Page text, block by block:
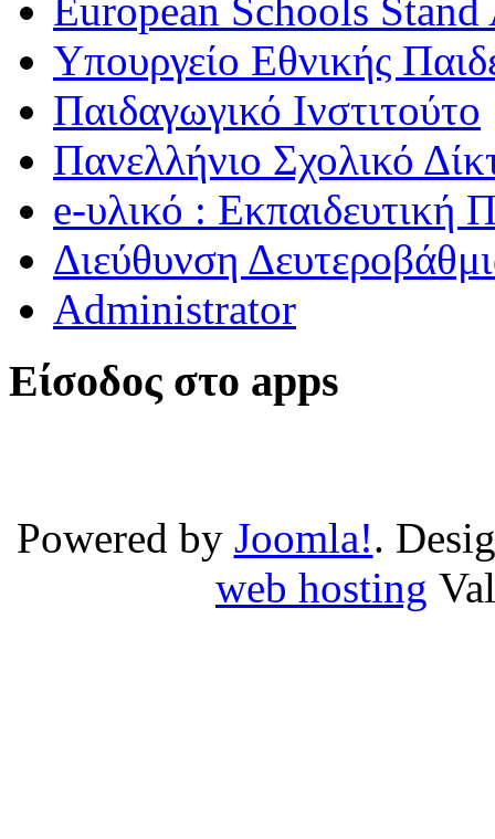
European Schools
Υπουργείο Εθνικής
Παιδαγωγικό Ινστιτούτο
Πανελλήνιο Σχολικό
e-υλικό :
Διεύθυνση
Administrator
Είσοδος στο apps
Powered by Joomla!.
web hosting